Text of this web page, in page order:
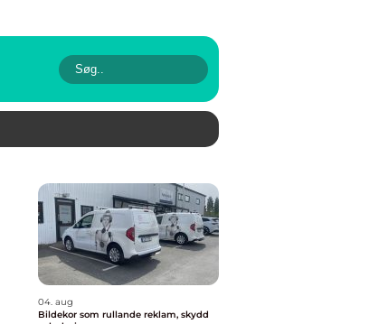
04. aug
Bildekor som rullande reklam, skydd